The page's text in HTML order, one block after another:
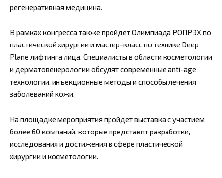
регенеративная медицина.
В рамках конгресса также пройдет Олимпиада РОПРЭХ по
пластической хирургии и мастер-класс по технике Deep
Plane лифтинга лица. Специалисты в области косметологии
и дерматовенерологии обсудят современные anti-age
технологии, инъекционные методы и способы лечения
заболеваний кожи.
На площадке мероприятия пройдет выставка с участием
более 60 компаний, которые представят разработки,
исследования и достижения в сфере пластической
хирургии и косметологии.